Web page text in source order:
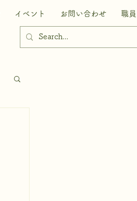
イベント お問い合わせ 職